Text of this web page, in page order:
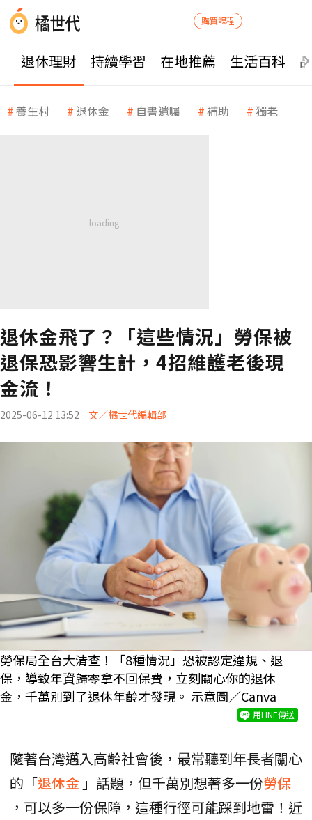
購買課程
退休理財 持續學習 在地推薦 生活百科
養生村 退休金 自書遺囑 補助 獨老
退休金飛了？「這些情況」勞保被
退保恐影響生計，4招維護老後現
金流！
2025-06-12 13:52 文／橘世代編輯部
勞保局全台大清查！「8種情況」恐被認定違規、退
保，導致年資歸零拿不回保費，立刻關心你的退休
金，千萬別到了退休年齡才發現。 示意圖／Canva
用LINE傳送
隨著台灣邁入高齡社會後，最常聽到年長者關心
的「退休金 」話題，但千萬別想著多一份勞保
，可以多一份保障，這種行徑可能踩到地雷！近